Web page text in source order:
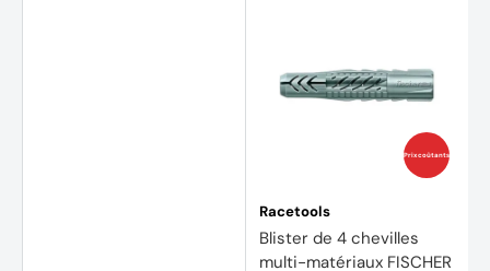
Prix coûtants
Racetools
Blister de 4 chevilles
multi-matériaux FISCHER